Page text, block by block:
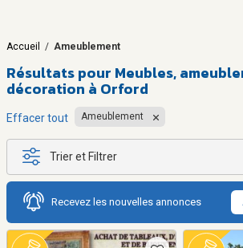
Accueil / Ameublement
Résultats pour Meubles,
décoration à Orford
Effacer tout Ameublement
Trier et Filtrer
Recevez les nouvelles annonces